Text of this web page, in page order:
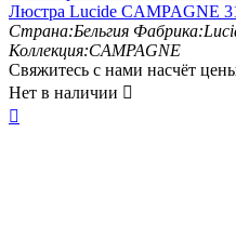
Люстра Lucide CAMPAGNE
Страна:Бельгия Фабрика:
Коллекция:CAMPAGNE
Свяжитесь с нами насчёт
Нет в наличии 
